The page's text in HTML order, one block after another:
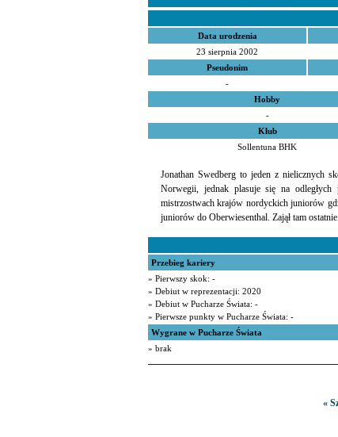
Data urodzenia
23 sierpnia 2002
Pseudonim
-
Hobby
-
Klub
Sollentuna BHK
Jonathan Swedberg to jeden z nielicznych
Norwegii, jednak plasuje się na
mistrzostwach krajów nordyckich juniorów
juniorów do Oberwiesenthal. Zajął tam
Przebieg kariery
» Pierwszy skok: -
» Debiut w reprezentacji: 2020
» Debiut w Pucharze Świata: -
» Pierwsze punkty w Pucharze Świata: -
Wygrane w Pucharze Świata
» brak
«